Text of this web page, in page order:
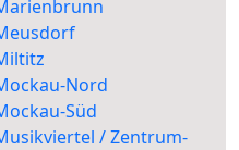
Nord
Süd
/ Zentrum-